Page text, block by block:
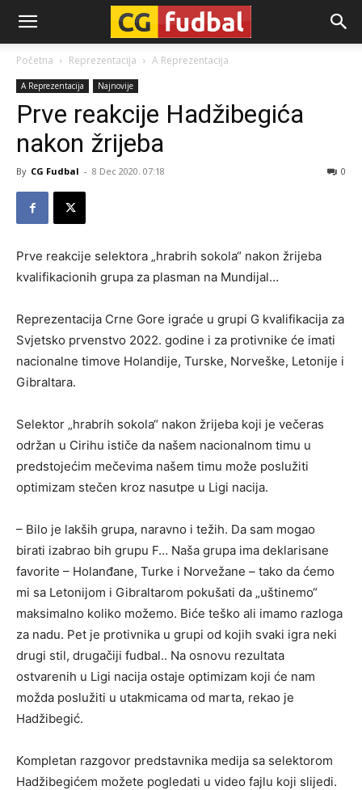
CG-
Fudbal
Početna Reprezentacija A Reprezentacija
A Reprezentacija Najnovije
Prve reakcije Hadžibegića
nakon žrijeba
By CG Fudbal - 8 Dec 2020. 07:18 0
Prve reakcije selektora „hrabrih sokola“ nakon žrijeba
kvalifikacionih grupa za plasman na Mundijal…
Reprezentacija Crne Gore igraće u grupi G kvalifikacija za
Svjetsko prvenstvo 2022. godine i za protivnike će imati
nacionalne timove Holandije, Turske, Norveške, Letonije i
Gibraltara.
Selektor „hrabrih sokola“ nakon žrijeba koji je večeras
održan u Cirihu ističe da našem nacionalnom timu u
predstojećim mečevima našem timu može poslužiti
optimizam stečen kroz nasutpe u Ligi nacija.
– Bilo je lakših grupa, naravno i težih. Da sam mogao
birati izabrao bih grupu F… Naša grupa ima deklarisane
favorite – Holanđane, Turke i Norvežane – tako da ćemo
mi sa Letonijom i Gibraltarom pokušati da „uštinemo“
maksimalno koliko možemo. Biće teško ali imamo razloga
za nadu. Pet je protivnika u grupi od kojih svaki igra neki
drugi stil, drugačiji fudbal.. Na osnovu rezultata
ostvarenih u Ligi nacija ostaje optimizam koji će nam
možda poslužiti u utakmicama od marta, rekao je
Hadžibegić.
Kompletan razgovor predstavnika medija sa selektorom
Hadžibegićem možete pogledati u video fajlu koji slijedi.